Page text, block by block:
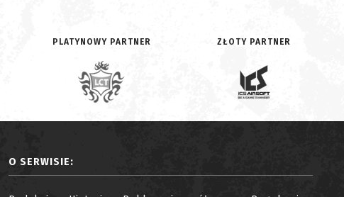
PLATYNOWY PARTNER ZŁOTY PARTNER
O SERWISIE: